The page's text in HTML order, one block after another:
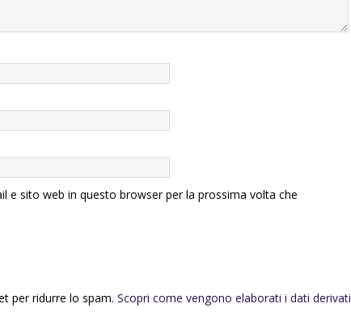
e sito web in questo browser per la prossima volta che
per ridurre lo spam. Scopri come vengono elaborati i dati derivati